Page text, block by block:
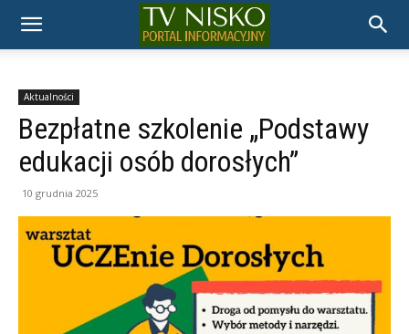
TELEWIZJA
NISKO
Aktualności
Bezpłatne szkolenie „Podstawy
edukacji osób dorosłych”
10 grudnia 2025